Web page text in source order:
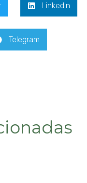
LinkedIn
Telegram